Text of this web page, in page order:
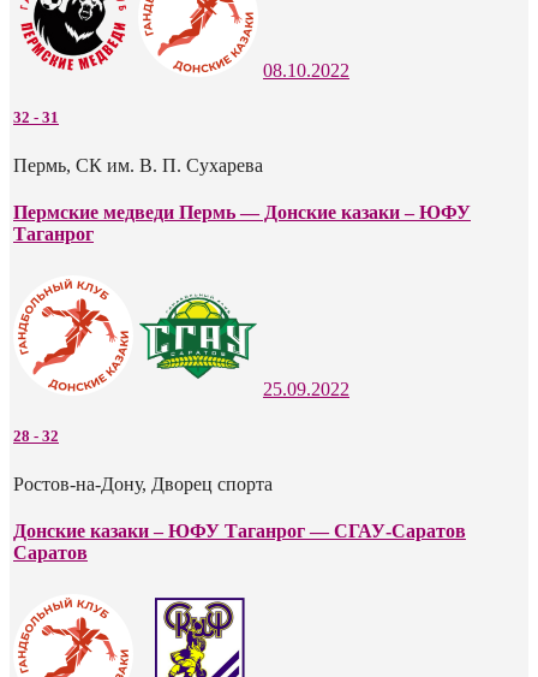
08.10.2022
32 - 31
Пермь, СК им. В. П. Сухарева
Пермские медведи Пермь — Донские казаки – ЮФУ
Таганрог
25.09.2022
28 - 32
Ростов-на-Дону, Дворец спорта
Донские казаки – ЮФУ Таганрог — СГАУ-Саратов
Саратов